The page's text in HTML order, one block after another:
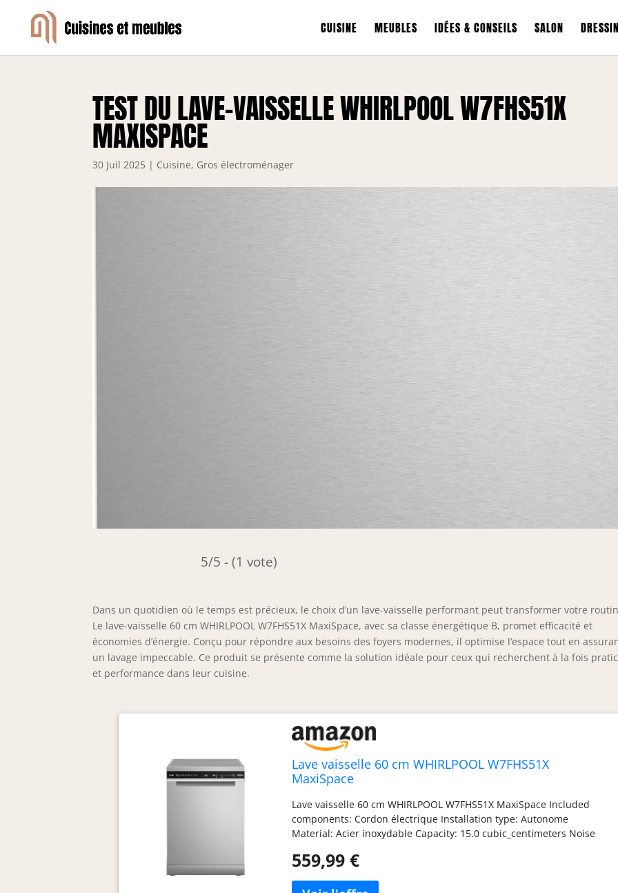
CUISINE MEUBLES IDÉES & CONSEILS SALON
TEST DU LAVE-VAISSELLE WHIRLPOOL W7FHS51X
MAXISPACE
30 Juil 2025 | Cuisine, Gros électroménager
5/5 - (1 vote)
Dans un quotidien où le temps est précieux, le choix d’un lave-vaisselle performant peut transformer votre
Le lave-vaisselle 60 cm WHIRLPOOL W7FHS51X MaxiSpace, avec sa classe énergétique B, promet efficacité et
économies d’énergie. Conçu pour répondre aux besoins des foyers modernes, il optimise l’espace tout en
un lavage impeccable. Ce produit se présente comme la solution idéale pour ceux qui recherchent à la fois
et performance dans leur cuisine.
Lave vaisselle 60 cm WHIRLPOOL W7FHS51X
MaxiSpace
Lave vaisselle 60 cm WHIRLPOOL W7FHS51X MaxiSpace Included
components: Cordon électrique Installation type: Autonome
Material: Acier inoxydable Capacity: 15.0 cubic_centimeters Noise
559,99 €